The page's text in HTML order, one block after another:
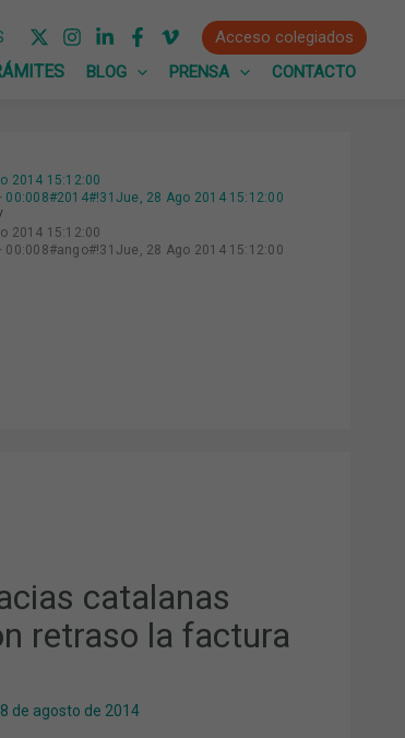
Acceso colegiados
BLOG PRENSA CONTACTO
2014 15:12:00
28 Ago 2014 15:12:00
2014 15:12:00
28 Ago 2014 15:12:00
catalanas
retraso la factura
de agosto de 2014